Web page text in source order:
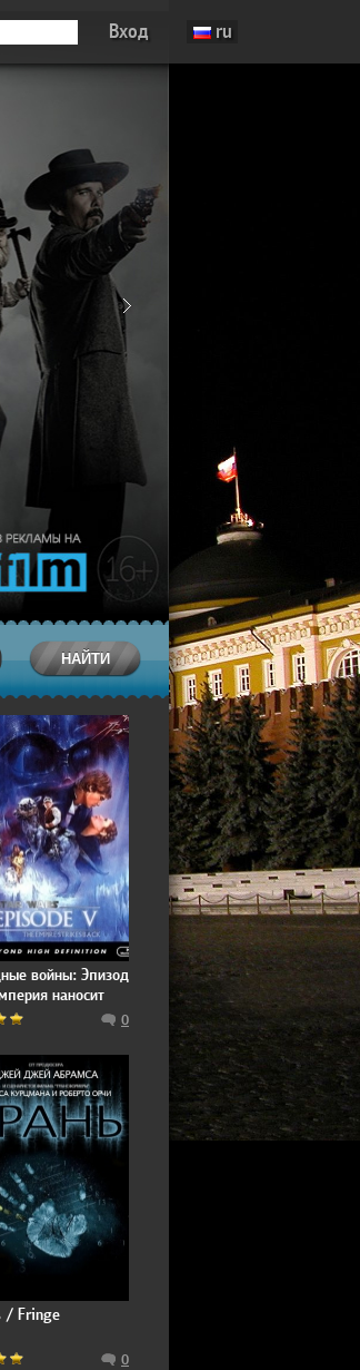
Вход ru
войны: Эпизод
наносит
удар / Star
Strikes Back
0
/ Fringe
0